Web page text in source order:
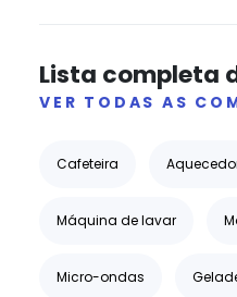
Lista completa
VER TODAS AS
Cafeteira
Máquina de lavar
Micro-ondas